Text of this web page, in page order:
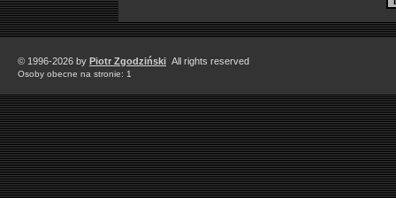
© 1996-2026 by Piotr Zgodziński All rights reserved
Osoby obecne na stronie: 1